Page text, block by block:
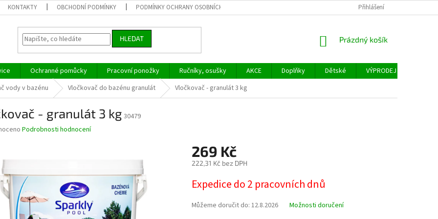
KONTAKTY OBCHODNÍ PODMÍNKY PODMÍNKY OCHRANY OSOBNÍCH ÚDAJŮ Přihlášení
HLEDAT
NÁKUPNÍ
Prázdný košík
Ochranné pomůcky Pracovní ponožky Ručníky, osušky AKCE Doplňky Dětské VÝPRODEJ
vody v bazénu Vločkovač do bazénu granulát Vločkovač - granulát 3 kg
- granulát 3 kg 30479
Podrobnosti hodnocení
269 Kč
222,31 Kč bez DPH
cena:
Expedice do 2 pracovních dnů
Můžeme doručit do: 12.8.2026 Možnosti doručení